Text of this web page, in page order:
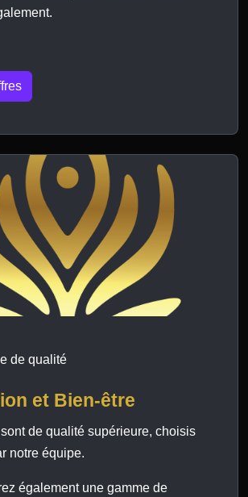
de qualité
et Bien-être
de qualité supérieure, choisis
notre équipe.
également une gamme de